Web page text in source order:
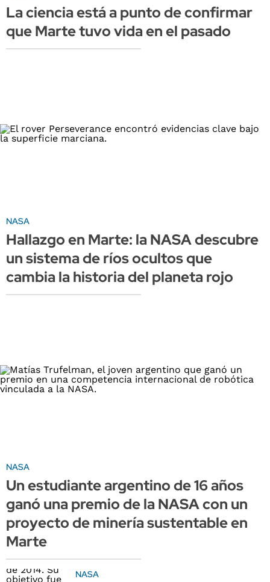
La ciencia está a punto de confirmar
que Marte tuvo vida en el pasado
NASA
Hallazgo en Marte: la NASA descubre
un sistema de ríos ocultos que
cambia la historia del planeta rojo
NASA
Un estudiante argentino de 16 años
ganó una premio de la NASA con un
proyecto de minería sustentable en
Marte
NASA